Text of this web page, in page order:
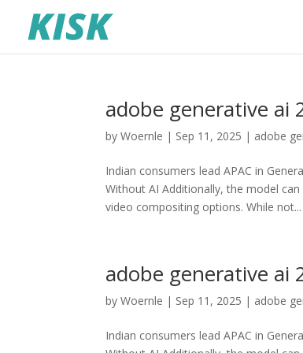
adobe generative ai
byWoernle | Sep 11, 2025 | adobe
Indian consumers lead APAC in
Without AI Additionally, the model
video compositing options. While not...
adobe generative ai
byWoernle | Sep 11, 2025 | adobe
Indian consumers lead APAC in